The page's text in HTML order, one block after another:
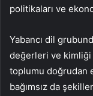
politikaları ve
Yabancı dil
değerleri ve kimliği
toplumu doğrudan
bağımsız da